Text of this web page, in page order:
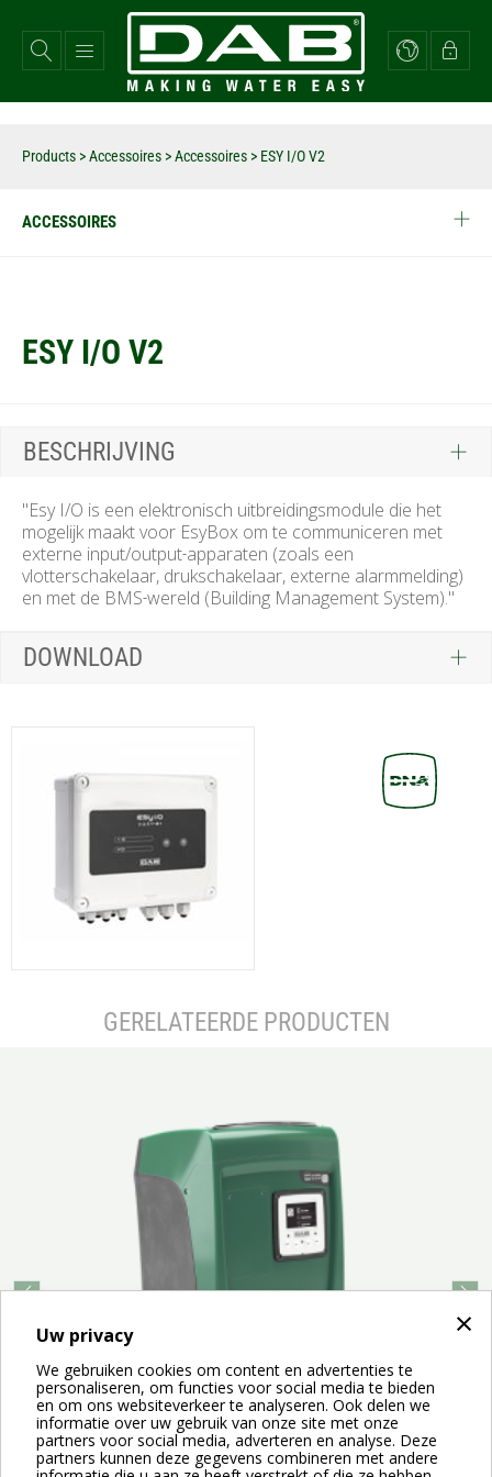
×
Uw privacy
We gebruiken cookies om content en advertenties te
personaliseren, om functies voor social media te bieden
en om ons websiteverkeer te analyseren. Ook delen we
informatie over uw gebruik van onze site met onze
partners voor social media, adverteren en analyse. Deze
partners kunnen deze gegevens combineren met andere
naar
Products >Accessoires >Accessoires > ESY I/O V2
ACCESSOIRES
ESY I/O V2
BESCHRIJVING
"Esy I/O is een elektronisch uitbreidingsmodule die het
mogelijk maakt voor EsyBox om te communiceren met
externe input/output‑apparaten (zoals een
vlotterschakelaar, drukschakelaar, externe alarmmelding)
en met de BMS‑wereld (Building Management System)."
DOWNLOAD
GERELATEERDE PRODUCTEN
ESYBOX mini 3 is het compacte automatische
prev next